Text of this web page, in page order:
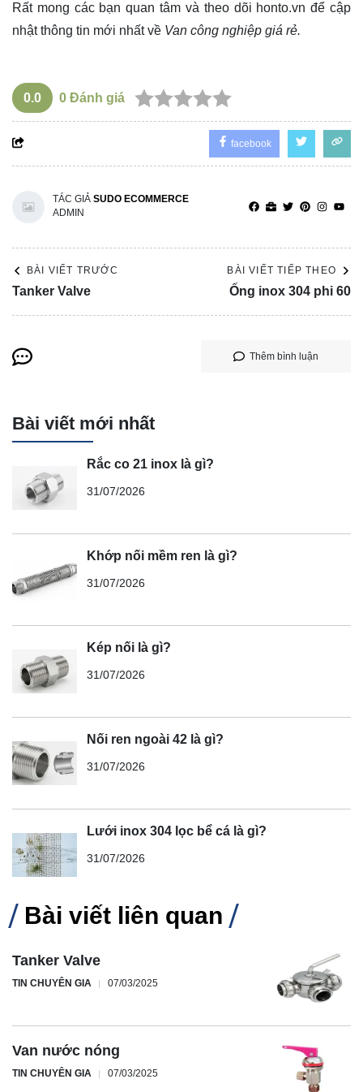
Rất mong các bạn quan tâm và theo dõi honto.vn để cập
nhật thông tin mới nhất về Van công nghiệp giá rẻ.
0.0 0 Đánh giá
facebook
TÁC GIẢ SUDO ECOMMERCE
ADMIN
BÀI VIẾT TRƯỚC
Tanker Valve
BÀI VIẾT TIẾP THEO
Ống inox 304 phi 60
Thêm bình luận
Bài viết mới nhất
Rắc co 21 inox là gì?
31/07/2026
Khớp nối mềm ren là gì?
31/07/2026
Kép nối là gì?
31/07/2026
Nối ren ngoài 42 là gì?
31/07/2026
Lưới inox 304 lọc bể cá là gì?
31/07/2026
Bài viết liên quan
Tanker Valve
TIN CHUYÊN GIA 07/03/2025
Van nước nóng
TIN CHUYÊN GIA 07/03/2025